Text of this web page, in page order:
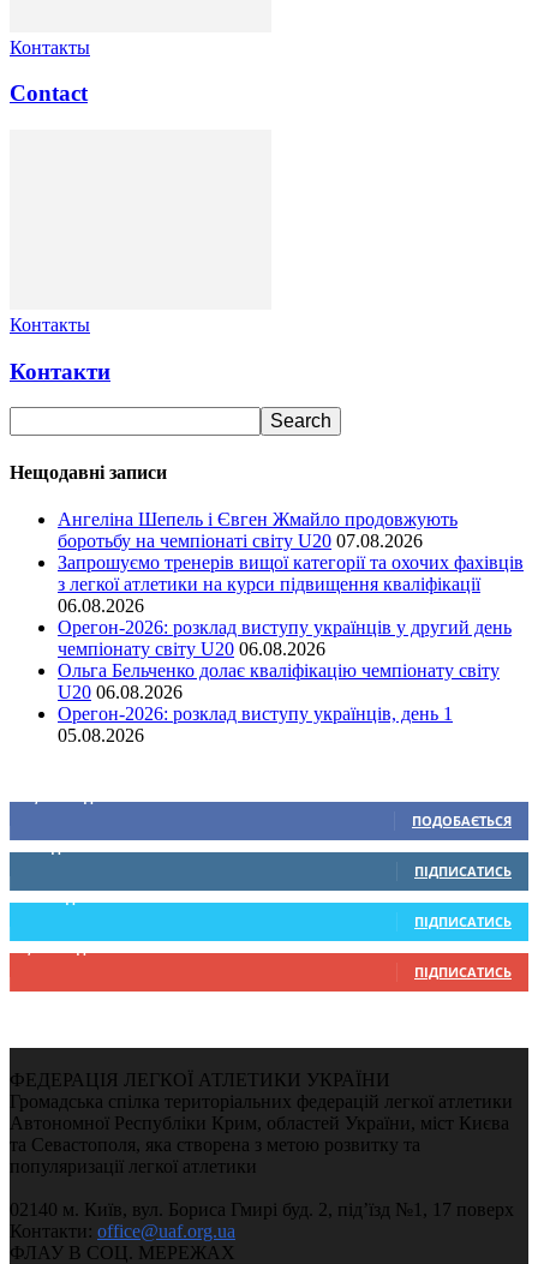
Контакты
Contact
Контакты
Контакти
Нещодавні записи
Ангеліна Шепель і Євген Жмайло продовжують
боротьбу на чемпіонаті світу U20 07.08.2026
Запрошуємо тренерів вищої категорії та охочих фахівців
з легкої атлетики на курси підвищення кваліфікації
06.08.2026
Орегон-2026: розклад виступу українців у другий день
чемпіонату світу U20 06.08.2026
Ольга Бельченко долає кваліфікацію чемпіонату світу
U20 06.08.2026
Орегон-2026: розклад виступу українців, день 1
05.08.2026
ПОДОБАЄТЬСЯ
0 Підписників
ПІДПИСАТИСЬ
234 Підписників
ПІДПИСАТИСЬ
9,370 Підписників
ПІДПИСАТИСЬ
ФЕДЕРАЦІЯ ЛЕГКОЇ АТЛЕТИКИ УКРАЇНИ
Громадська спілка територіальних федерацій легкої атлетики
Автономної Республіки Крим, областей України, міст Києва
та Севастополя, яка створена з метою розвитку та
популяризації легкої атлетики
02140 м. Київ, вул. Бориса Гмирі буд. 2, під’їзд №1, 17 поверх
Контакти: office@uaf.org.ua
ФЛАУ В СОЦ. МЕРЕЖАХ